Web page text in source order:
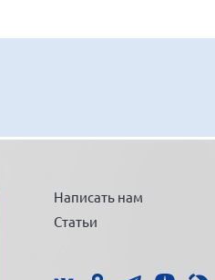
Написать нам
Статьи